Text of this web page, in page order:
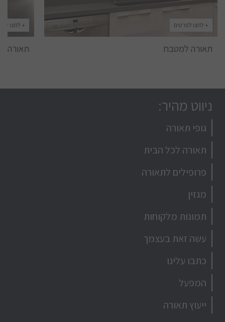
+ לחצו לפרטים
תאורה למטבח
+ לחצו
תאורה
ניווט מהיר:
גופי תאורה
תאורה לכל הבית
פרופילים לתאורה
מגזין
תמונות מלקוחות
עשה זאת בעצמך
כתבו עלינו
המפעל
ייעוץ תאורה